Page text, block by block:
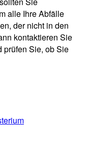
alle Ihre Abfälle
der nicht in den
kontaktieren Sie
prüfen Sie, ob Sie